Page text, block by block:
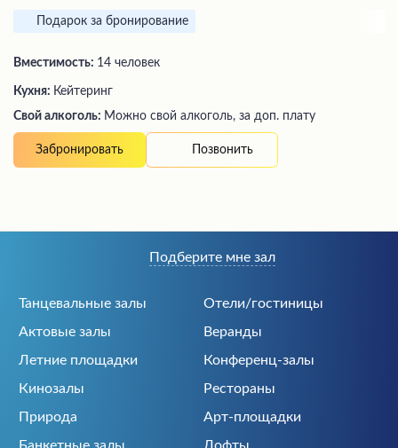
Подарок за бронирование
Вместимость: 14 человек
Кухня: Кейтеринг
Свой алкоголь: Можно свой алкоголь, за доп. плату
Забронировать Позвонить
Танцевальные залы
Отели/гостиницы
Актовые залы
Веранды
Летние площадки
Конференц-залы
Кинозалы
Рестораны
Природа
Арт-площадки
Подберите мне зал